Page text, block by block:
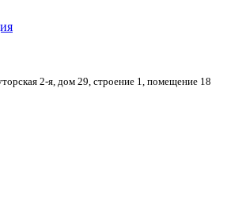
2-я, дом 29, строение 1, помещение 18